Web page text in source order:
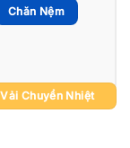
Chăn Nệm
Chuyển Nhiệt